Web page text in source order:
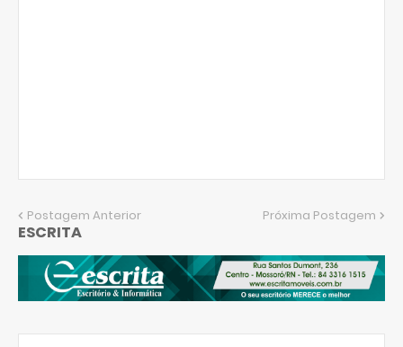
Postagem Anterior Próxima Postagem
ESCRITA